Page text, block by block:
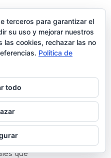
Seguridad
desde Vecinas y
de
que se agrupan
que
terceros para garantizar el
su uso y mejorar nuestros
las cookies, rechazar las no
Política de
todo